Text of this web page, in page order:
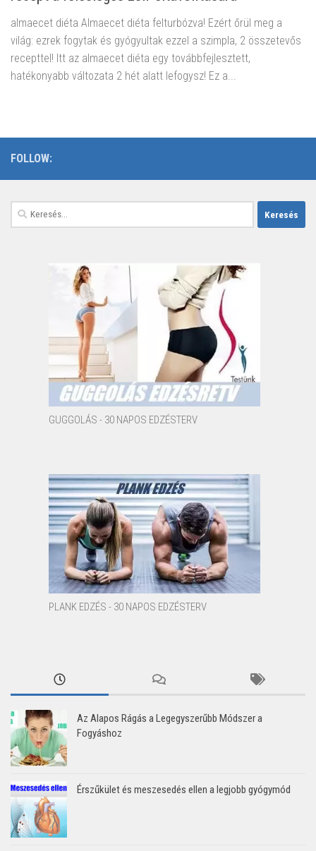
almaecet diéta Almaecet diéta felturbózva! Ezért őrül meg a
világ: ezrek fogytak és gyógyultak ezzel a szimpla, 2 összetevős
recepttel! Itt az almaecet diéta egy továbbfejlesztett,
hatékonyabb változata 2 hét alatt lefogysz! Ez a...
FOLLOW:
Keresés:
GUGGOLÁS - 30 NAPOS EDZÉSTERV
PLANK EDZÉS - 30 NAPOS EDZÉSTERV
Az Alapos Rágás a Legegyszerűbb Módszer a
Fogyáshoz
Érszűkület és meszesedés ellen a legjobb gyógymód